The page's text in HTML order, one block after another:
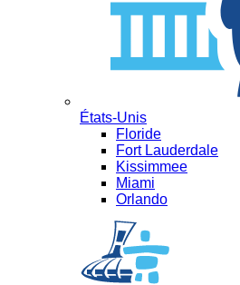
États-Unis
Floride
Fort Lauderdale
Kissimmee
Miami
Orlando